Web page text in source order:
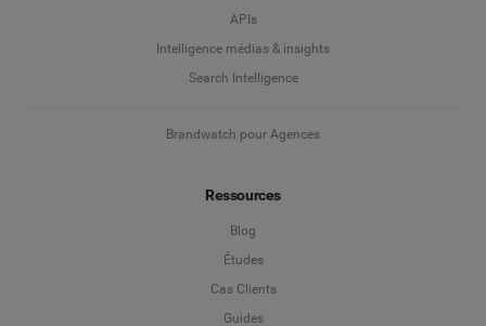
APIs
Intelligence médias & insights
Search Intelligence
Brandwatch pour Agences
Ressources
Blog
Études
Cas Clients
Guides